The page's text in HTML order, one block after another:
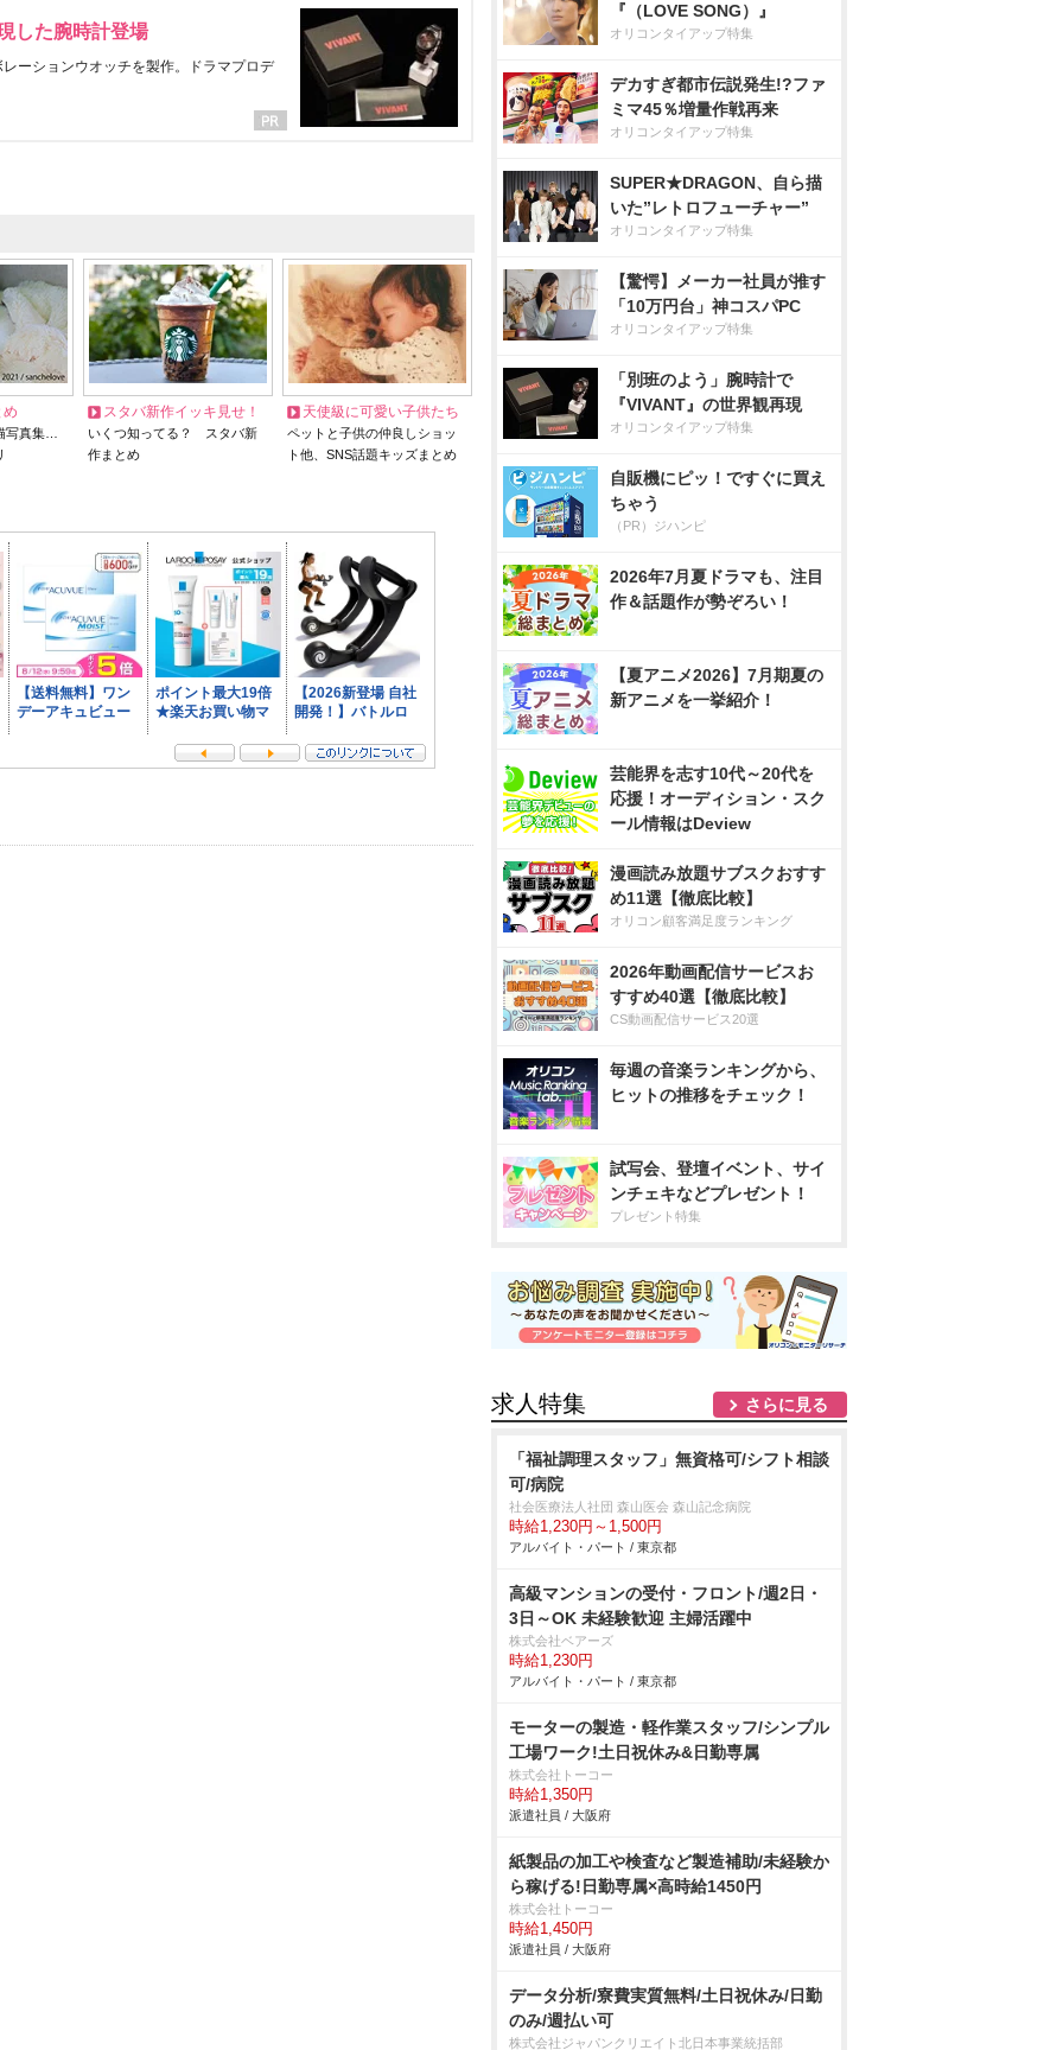
した腕時計登場
ーションウオッチを製作。ドラマプロデ
め
写真集…
スタバ新作イッキ見せ！
いくつ知ってる？ スタバ新
作まとめ
天使級に可愛い子供たち
ペットと子供の仲良しショッ
ト他、SNS話題キッズまとめ
『（LOVE SONG）』
オリコンタイアップ特集
デカすぎ都市伝説発生!?ファ
ミマ45％増量作戦再来
オリコンタイアップ特集
SUPER★DRAGON、自ら描
いた”レトロフューチャー”
オリコンタイアップ特集
【驚愕】メーカー社員が推す
「10万円台」神コスパPC
オリコンタイアップ特集
「別班のよう」腕時計で
『VIVANT』の世界観再現
オリコンタイアップ特集
自販機にピッ！ですぐに買え
ちゃう
（PR）ジハンピ
2026年7月夏ドラマも、注目
作＆話題作が勢ぞろい！
【夏アニメ2026】7月期夏の
新アニメを一挙紹介！
芸能界を志す10代～20代を
応援！オーディション・スク
ール情報はDeview
漫画読み放題サブスクおすす
め11選【徹底比較】
オリコン顧客満足度ランキング
2026年動画配信サービスお
すすめ40選【徹底比較】
CS動画配信サービス20選
毎週の音楽ランキングから、
ヒットの推移をチェック！
試写会、登壇イベント、サイ
ンチェキなどプレゼント！
プレゼント特集
求人特集 さらに見る
「福祉調理スタッフ」無資格可/シフト相談
可/病院
社会医療法人社団 森山医会 森山記念病院
時給1,230円～1,500円
アルバイト・パート / 東京都
高級マンションの受付・フロント/週2日・
3日～OK 未経験歓迎 主婦活躍中
株式会社ベアーズ
時給1,230円
アルバイト・パート / 東京都
モーターの製造・軽作業スタッフ/シンプル
工場ワーク!土日祝休み&日勤専属
株式会社トーコー
時給1,350円
派遣社員 / 大阪府
紙製品の加工や検査など製造補助/未経験か
ら稼げる!日勤専属×高時給1450円
株式会社トーコー
時給1,450円
派遣社員 / 大阪府
データ分析/寮費実質無料/土日祝休み/日勤
のみ/週払い可
株式会社ジャパンクリエイト北日本事業統括部